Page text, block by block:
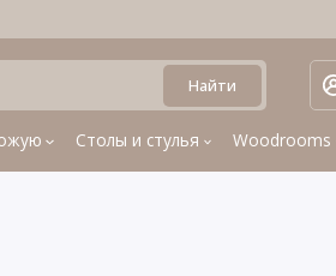
Найти
Столы и стулья Woodrooms